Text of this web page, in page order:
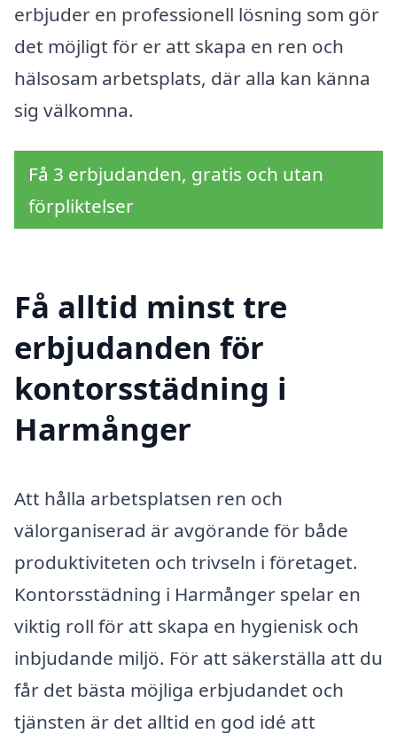
erbjuder en professionell lösning som gör
det möjligt för er att skapa en ren och
hälsosam arbetsplats, där alla kan känna
sig välkomna.
Få 3 erbjudanden, gratis och utan
förpliktelser
Få alltid minst tre
erbjudanden för
kontorsstädning i
Harmånger
Att hålla arbetsplatsen ren och
välorganiserad är avgörande för både
produktiviteten och trivseln i företaget.
Kontorsstädning i Harmånger spelar en
viktig roll för att skapa en hygienisk och
inbjudande miljö. För att säkerställa att du
får det bästa möjliga erbjudandet och
tjänsten är det alltid en god idé att